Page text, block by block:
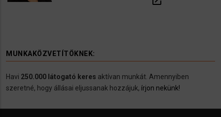
MUNKAKÖZVETÍTÖKNEK:
Havi 250.000 látogató keres aktívan munkát. Amennyiben
szeretné, hogy állásai eljussanak hozzájuk, írjon nekünk!